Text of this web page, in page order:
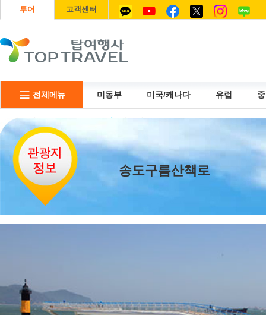
투어 고객센터
전체메뉴 미동부 미국/캐나다 유럽
리무진
송도구름산책로